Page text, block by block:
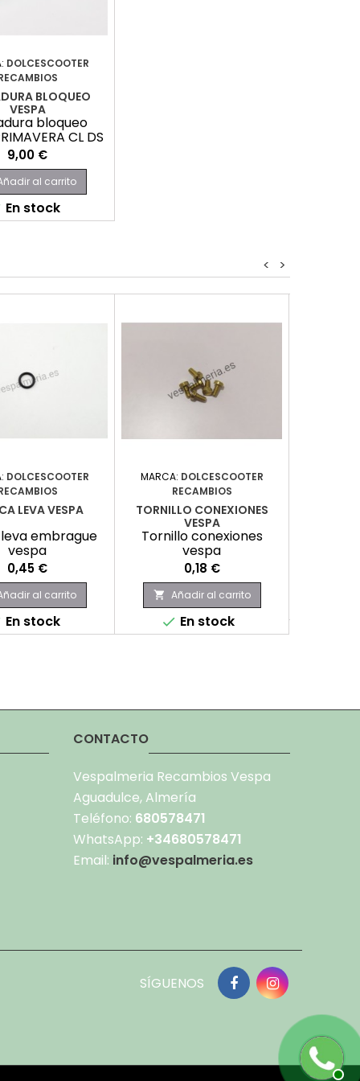
DOLCESCOOTER
BLOQUEO
VESPA
bloqueo
CL DS
DN
Precio
9,00 €
al carrito
En stock
>
<
DOLCESCOOTER
LEVA VESPA
embrague
vespa
Precio
0,45 €
al carrito
En stock
MARCA: DOLCESCOOTER
RECAMBIOS
TORNILLO CONEXIONES
VESPA
Tornillo conexiones
vespa
Precio
0,18 €
 Añadir al carrito
 En stock
CONTACTO
Vespalmeria Recambios Vespa
Aguadulce, Almería
Teléfono: 680578471
WhatsApp: +34680578471
Email: info@vespalmeria.es
SÍGUENOS